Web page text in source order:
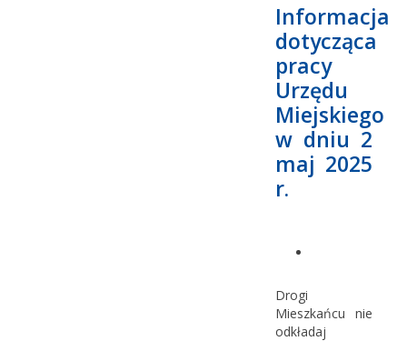
Informacja
dotycząca
pracy
Urzędu
Miejskiego
w dniu 2
maj 2025
r.
Drogi
Mieszkańcu nie
odkładaj